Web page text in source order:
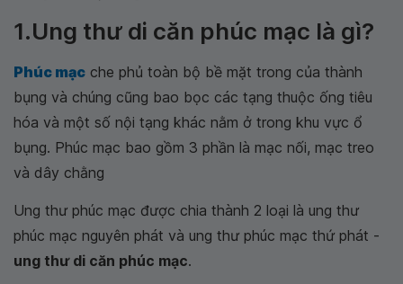
1.Ung thư di căn phúc mạc là gì?
Phúc mạc che phủ toàn bộ bề mặt trong của thành
bụng và chúng cũng bao bọc các tạng thuộc ống tiêu
hóa và một số nội tạng khác nằm ở trong khu vực ổ
bụng. Phúc mạc bao gồm 3 phần là mạc nối, mạc treo
và dây chằng
Ung thư phúc mạc được chia thành 2 loại là ung thư
phúc mạc nguyên phát và ung thư phúc mạc thứ phát -
ung thư di căn phúc mạc.